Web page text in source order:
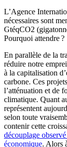
L’Agence
nécessaires sont
GtéqCO2
Pourquoi attendre ?
En parallèle de la
réduire notre
à la capitalisation
carbone. Ces
l’atténuation et de
climatique. Quant
représentent
selon toute
contenir cette
découplage
économique. Alors